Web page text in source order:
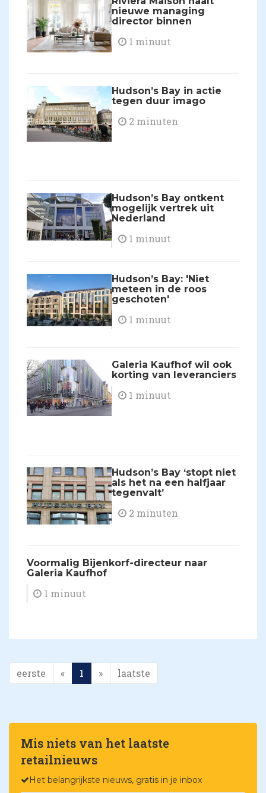
nieuwe managing
director binnen
1 minuut
Hudson’s Bay in actie
tegen duur imago
2 minuten
Hudson’s Bay ontkent
mogelijk vertrek uit
Nederland
1 minuut
Hudson’s Bay: 'Niet
meteen in de roos
geschoten'
1 minuut
Galeria Kaufhof wil ook
korting van leveranciers
1 minuut
Hudson’s Bay ‘stopt niet
als het na een halfjaar
tegenvalt’
2 minuten
Voormalig Bijenkorf-directeur naar
Galeria Kaufhof
1 minuut
eerste « 1 » laatste
Mis niets van het laatste
retailnieuws
Het belangrijkste nieuws, gratis in je inbox